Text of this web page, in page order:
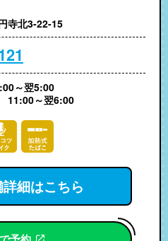
寺北3-22-15
～翌5:00
11:00～翌6:00
細はこちら